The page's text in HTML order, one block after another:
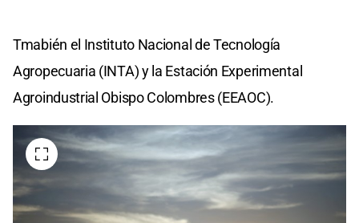
Tmabién el Instituto Nacional de Tecnología
Agropecuaria (INTA) y la Estación Experimental
Agroindustrial Obispo Colombres (EEAOC).